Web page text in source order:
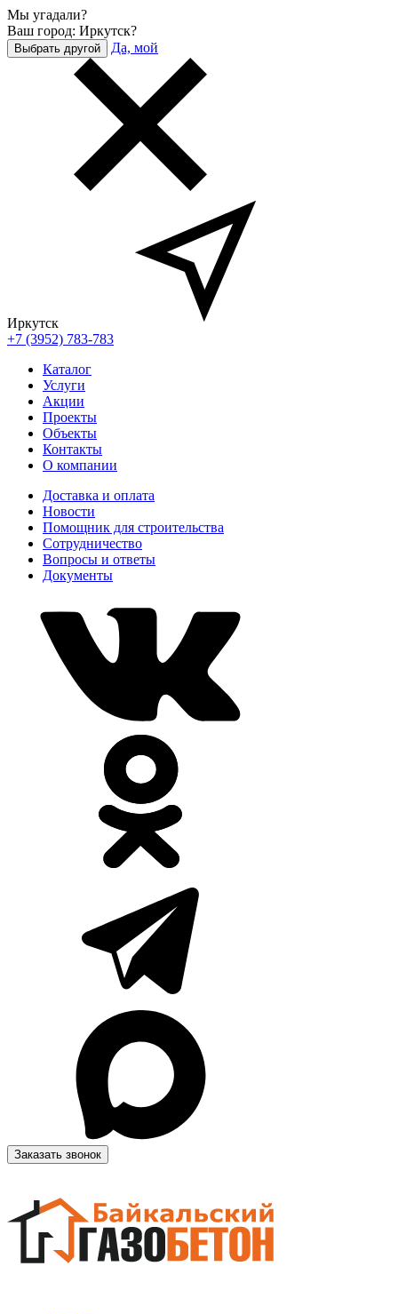
Мы угадали?
Ваш город: Иркутск?
Выбрать другой Да, мой
Иркутск
+7 (3952) 783-783
Каталог
Услуги
Акции
Проекты
Объекты
Контакты
О компании
Доставка и оплата
Новости
Помощник для строительства
Сотрудничество
Вопросы и ответы
Документы
Заказать звонок